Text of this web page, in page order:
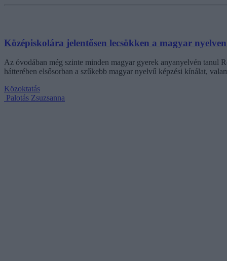
Középiskolára jelentősen lecsökken a magyar
Az óvodában még szinte minden magyar gyerek anyanyelvén tanul
hátterében elsősorban a szűkebb magyar nyelvű képzési kínálat,
Közoktatás
Palotás Zsuzsanna